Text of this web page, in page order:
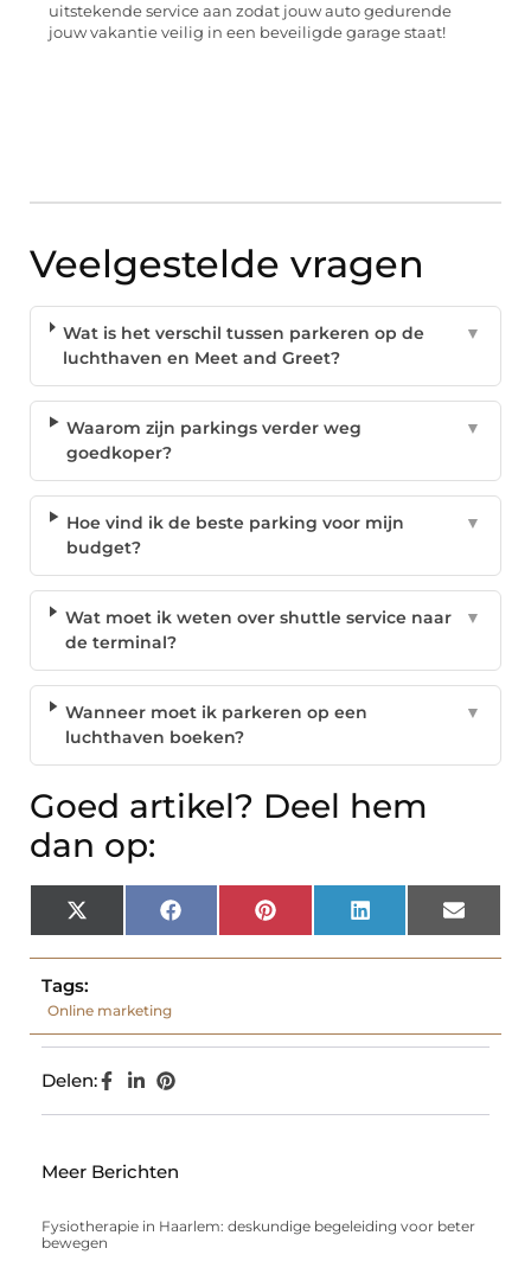
uitstekende service aan zodat jouw auto gedurende
jouw vakantie veilig in een beveiligde garage staat!
Veelgestelde vragen
Wat is het verschil tussen parkeren op de
luchthaven en Meet and Greet?
▼
Waarom zijn parkings verder weg
goedkoper?
▼
Hoe vind ik de beste parking voor mijn
budget?
▼
Wat moet ik weten over shuttle service naar
de terminal?
▼
Wanneer moet ik parkeren op een
luchthaven boeken?
▼
Goed artikel? Deel hem
dan op:
X
(Twitter)
Facebook Pinterest LinkedIn Email
Tags:
Online marketing
Delen:
Meer Berichten
Fysiotherapie in Haarlem: deskundige begeleiding voor beter
bewegen